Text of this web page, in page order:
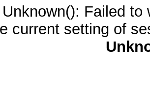
Failed
current setting of